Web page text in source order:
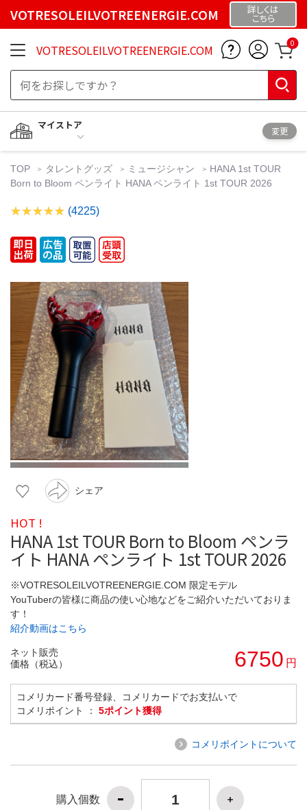
VOTRESOLEILVOTREENERGIE.COM 詳しくは
こちら
VOTRESOLEILVOTREENERGIE.COM 0
マイストア
変更
TOP タレントグッズ ミュージシャン
HANA 1st TOUR
Born to Bloom ペンライト HANA ペンライト 1st TOUR 2026
(4225)
シェア
HOT !
HANA 1st TOUR Born to Bloom ペンラ
イト HANA ペンライト 1st TOUR 2026
※VOTRESOLEILVOTREENERGIE.COM 限定モデル
YouTuberの皆様に商品の使い心地などをご紹介いただいておりま
す！
紹介動画はこちら
ネット販売
価格（税込）
6750 円
コメリカード番号登録、コメリカードでお支払いで
コメリポイント ： 5ポイント獲得
コメリポイントについて
購入個数